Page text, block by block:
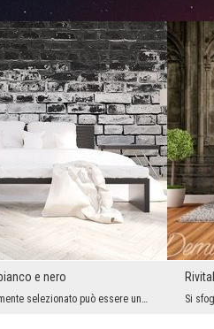
e nero
Un design eccezionalmente selezionato può essere uno stimolo per creare oggetti creativi ed espri...